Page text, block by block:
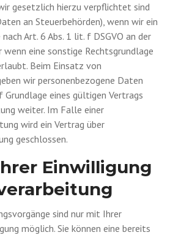
gesetzlich hierzu verpflichtet sind
an Steuerbehörden), wenn wir ein
Art. 6 Abs. 1 lit. f DSGVO an der
wenn eine sonstige Rechtsgrundlage
Beim Einsatz von
wir personenbezogene Daten
Grundlage eines gültigen Vertrags
weiter. Im Falle einer
wird ein Vertrag über
geschlossen.
Einwilligung
sind nur mit Ihrer
möglich. Sie können eine bereits